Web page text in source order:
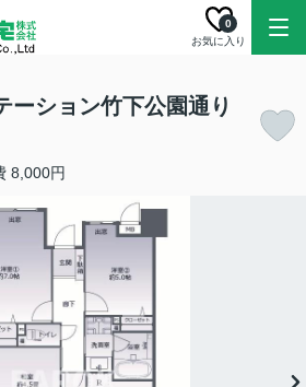
お気に入り
0
ーション竹下公園通り
8,000円